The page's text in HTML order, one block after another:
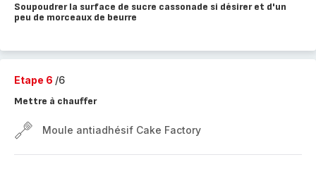
Soupoudrer la surface de sucre cassonade si désirer et d'un
peu de morceaux de beurre
Etape 6 /6
Mettre à chauffer
Moule antiadhésif Cake Factory